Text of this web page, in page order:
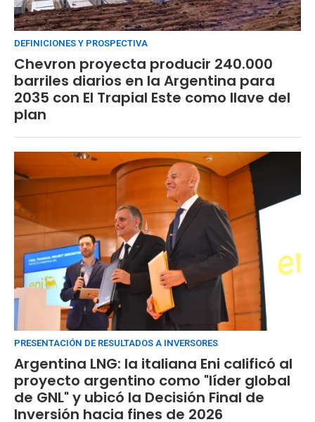
DEFINICIONES Y PROSPECTIVA
Chevron proyecta producir 240.000
barriles diarios en la Argentina para
2035 con El Trapial Este como llave del
plan
PRESENTACIÓN DE RESULTADOS A INVERSORES
Argentina LNG: la italiana Eni calificó al
proyecto argentino como "líder global
de GNL" y ubicó la Decisión Final de
Inversión hacia fines de 2026